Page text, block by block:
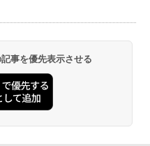
事を優先表示させる